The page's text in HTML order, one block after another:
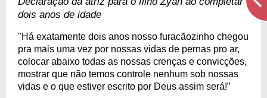
dois anos de idade
"Há exatamente dois anos nosso furacãozinho chegou
pra mais uma vez por nossas vidas de pernas pro ar,
colocar abaixo todas as nossas crenças e convicções,
mostrar que não temos controle nenhum sob nossas
vidas e o que estiver escrito por Deus assim será!”